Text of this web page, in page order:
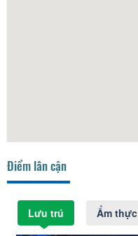
Điểm lân cận
Lưu trú Ẩm thực